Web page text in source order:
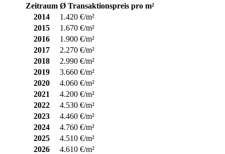
Zeitraum Ø Transaktionspreis pro m²
2014
1.420 €/m²
2015
1.670 €/m²
2016
1.900 €/m²
2017
2.270 €/m²
2018
2.990 €/m²
2019
3.660 €/m²
2020
4.060 €/m²
2021
4.200 €/m²
2022
4.530 €/m²
2023
4.460 €/m²
2024
4.760 €/m²
2025
4.510 €/m²
2026
4.610 €/m²